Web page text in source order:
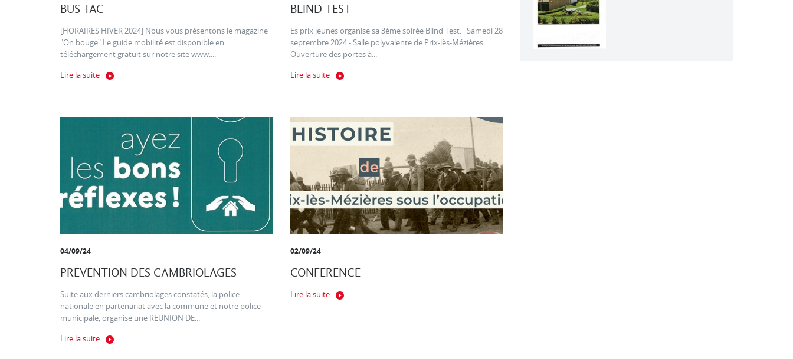
BUS TAC
[HORAIRES HIVER 2024] Nous vous présentons le magazine
"On bouge".Le guide mobilité est disponible en
téléchargement gratuit sur notre site www....
Lire la suite
BLIND TEST
Es'prix jeunes organise sa 3ème soirée Blind Test. Samedi 28
septembre 2024 - Salle polyvalente de Prix-lès-Mézières
Ouverture des portes à...
Lire la suite
04/09/24
PREVENTION DES CAMBRIOLAGES
Suite aux derniers cambriolages constatés, la police
nationale en partenariat avec la commune et notre police
municipale, organise une REUNION DE...
Lire la suite
02/09/24
CONFERENCE
Lire la suite